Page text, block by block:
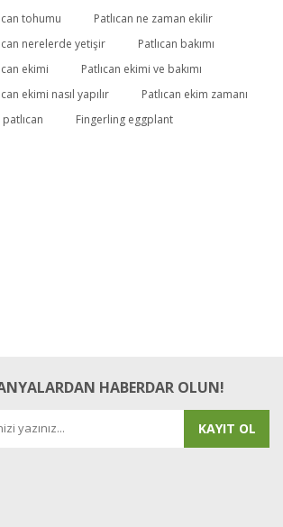
Bu ürüne ilk yorumu siz yapın!
Yorum Yaz
tohumu
Patlıcan ne zaman ekilir
nerelerde yetişir
Patlıcan bakımı
ekimi
Patlıcan ekimi ve bakımı
ekimi nasıl yapılır
Patlıcan ekim zamanı
Fingerling eggplant
HABERDAR OLUN!
KAYIT OL